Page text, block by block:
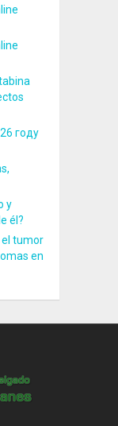
году
y
él?
el tumor
en